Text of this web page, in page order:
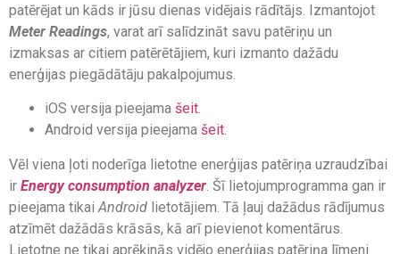
patērējat un kāds ir jūsu dienas vidējais rādītājs. Izmantojot
Meter Readings, varat arī salīdzināt savu patēriņu un
izmaksas ar citiem patērētājiem, kuri izmanto dažādu
enerģijas piegādātāju pakalpojumus.
iOS versija pieejama šeit.
Android versija pieejama šeit.
Vēl viena ļoti noderīga lietotne enerģijas patēriņa uzraudzībai
ir Energy consumption analyzer . Šī lietojumprogramma gan ir
pieejama tikai Android lietotājiem. Tā ļauj dažādus rādījumus
atzīmēt dažādās krāsās, kā arī pievienot komentārus.
Lietotne ne tikai aprēķinās vidējo enerģijas patēriņa līmeni